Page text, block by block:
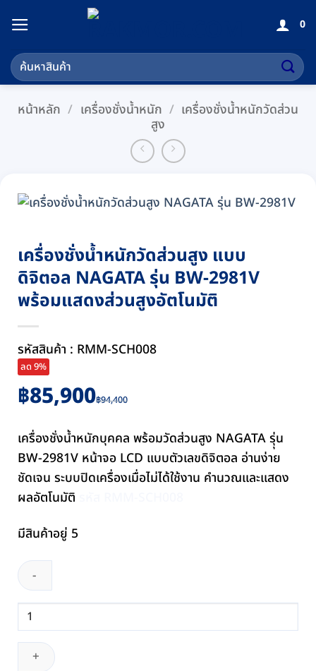
เนื้อหา
0
ค้นหา:
หน้าหลัก / เครื่องชั่งน้ำหนัก / เครื่องชั่งน้ำหนักวัดส่วน
สูง
เครื่องชั่งน้ำหนักวัดส่วนสูง แบบ
ดิจิตอล NAGATA รุ่น BW-2981V
พร้อมแสดงส่วนสูงอัตโนมัติ
รหัสสินค้า : RMM-SCH008
ลด 9%
฿94,400
Original
price
was:
฿94,400.
฿85,900
Current
price
฿85,900.
เครื่องชั่งน้ำหนักบุคคล พร้อมวัดส่วนสูง NAGATA รุุ่น
BW-2981V หน้าจอ LCD แบบตัวเลขดิจิตอล อ่านง่าย
ชัดเจน ระบบปิดเครื่องเมื่อไม่ได้ใช้งาน คำนวณและแสดง
ผลอัตโนมัติ
มีสินค้าอยู่ 5
จำนวน
เครื่อง
ชั่ง